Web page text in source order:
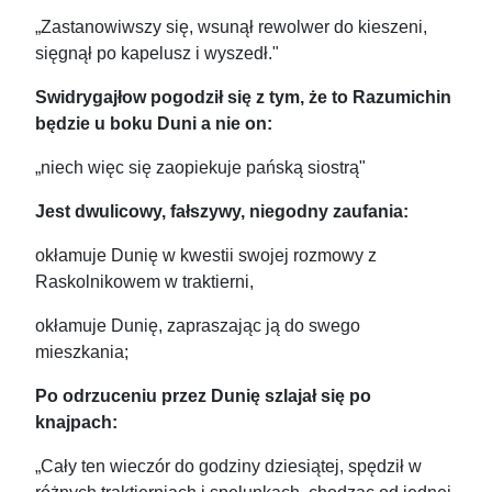
„Zastanowiwszy się, wsunął rewolwer do kieszeni,
sięgnął po kapelusz i wyszedł."
Swidrygajłow pogodził się z tym, że to Razumichin
będzie u boku Duni a nie on:
„niech więc się zaopiekuje pańską siostrą"
Jest dwulicowy, fałszywy, niegodny zaufania:
okłamuje Dunię w kwestii swojej rozmowy z
Raskolnikowem w traktierni,
okłamuje Dunię, zapraszając ją do swego
mieszkania;
Po odrzuceniu przez Dunię szlajał się po
knajpach:
„Cały ten wieczór do godziny dziesiątej, spędził w